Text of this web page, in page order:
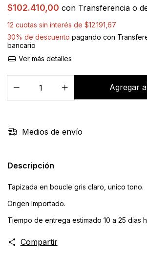
$102.410,00 con Transferencia o
12 cuotas sin interés de $12.191,67
30% de descuento pagando con
bancario
Ver más detalles
Medios de envío
Descripción
Tapizada en boucle gris claro, unico tono.
Origen Importado.
Tiempo de entrega estimado 10 a 25 dias
Compartir